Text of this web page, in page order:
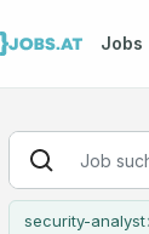
Jobs
security-analyst